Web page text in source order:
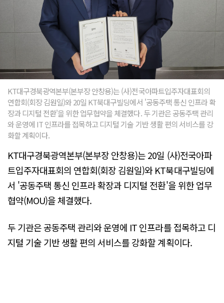
KT대구경북광역본부(본부장 안창용)는 (사)전국아파트입주자대표회의
연합회(회장 김원일)와 20일 KT북대구빌딩에서 '공동주택 통신 인프라 확
장과 디지털 전환'을 위한 업무협약을 체결했다. 두 기관은 공동주택 관리
와 운영에 IT 인프라를 접목하고 디지털 기술 기반 생활 편의 서비스를 강
화할 계획이다.
KT대구경북광역본부(본부장 안창용)는 20일 (사)전국아파
트입주자대표회의 연합회(회장 김원일)와 KT북대구빌딩에
서 '공동주택 통신 인프라 확장과 디지털 전환'을 위한 업무
협약(MOU)을 체결했다.
두 기관은 공동주택 관리와 운영에 IT 인프라를 접목하고 디
지털 기술 기반 생활 편의 서비스를 강화할 계획이다.